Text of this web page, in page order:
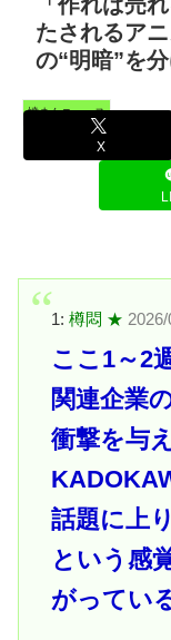
たされるア
の“明暗”を
憤まんニュース
X
1: 樽悶 ★
ここ1～2
関連企業
衝撃を与
話題に上
という感
がってい